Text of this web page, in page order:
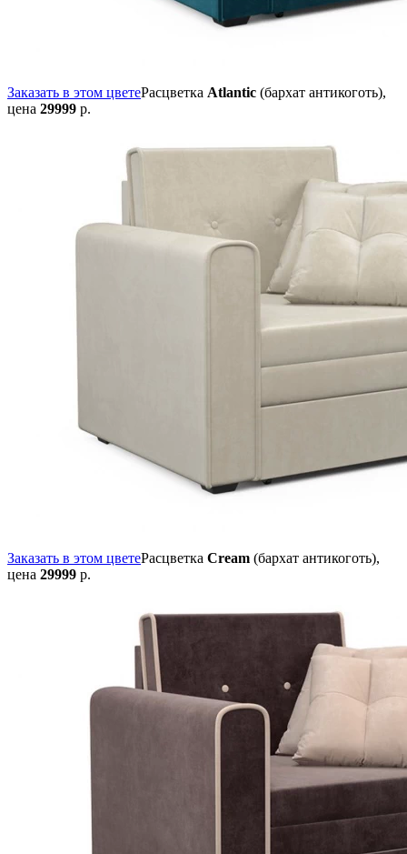
Заказать в этом цветеРасцветка Atlantic (бархат антикоготь),
цена 29999 р.
Заказать в этом цветеРасцветка Cream (бархат антикоготь),
цена 29999 р.